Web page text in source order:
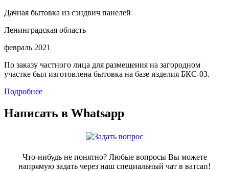
Дачная бытовка из сэндвич панелей
Ленинградская область
февраль 2021
По заказу частного лица для размещения на загородном
участке был изготовлена бытовка на базе изделия БКС-03.
Подробнее
Написать в Whatsapp
Что-нибудь не понятно? Любые вопросы Вы можете
напрямую задать через наш специальный чат в ватсап!